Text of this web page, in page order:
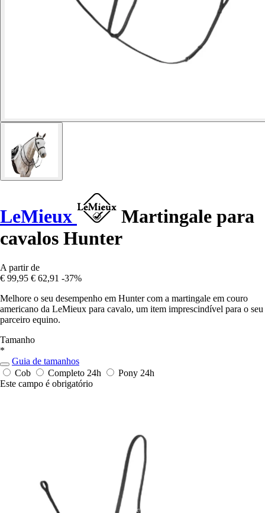
LeMieux
Martingale para
cavalos Hunter
A partir de
€ 99,95 € 62,91 -37%
Melhore o seu desempenho em Hunter com a martingale em couro
americano da LeMieux para cavalo, um item imprescindível para o seu
parceiro equino.
Tamanho
*
Guia de tamanhos
Cob
Completo 24h Pony 24h
Este campo é obrigatório